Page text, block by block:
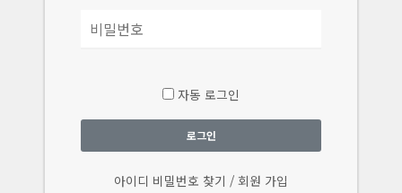
자동 로그인
로그인
아이디 비밀번호 찾기 / 회원 가입